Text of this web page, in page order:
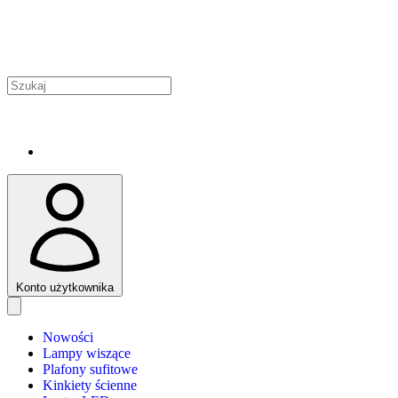
Konto użytkownika
Nowości
Lampy wiszące
Plafony sufitowe
Kinkiety ścienne